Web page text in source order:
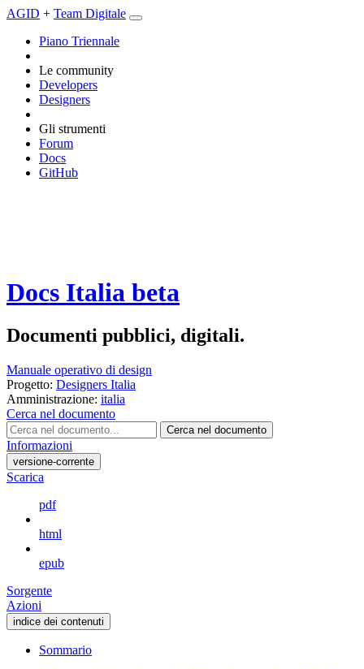
AGID + Team Digitale
Piano Triennale
Le community
Developers
Designers
Gli strumenti
Forum
Docs
GitHub
Docs Italia beta
Documenti pubblici, digitali.
Manuale operativo di design
Progetto: Designers Italia
Amministrazione: italia
Cerca nel documento
Cerca nel documento
Informazioni
versione-corrente
Scarica
pdf
html
epub
Sorgente
Azioni
indice dei contenuti
Sommario